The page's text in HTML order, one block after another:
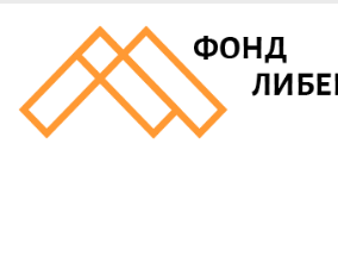
content